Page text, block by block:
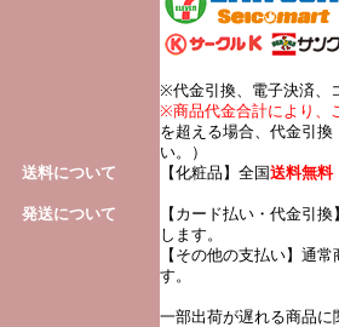
※代金引換、電子決済、
※商品代金合計により、
を超える場合、代金引
い。）
送料について
【化粧品】全国送料無料
発送について
【カード払い・代金引
します。
【その他の支払い】通
す。
一部出荷が遅れる商品